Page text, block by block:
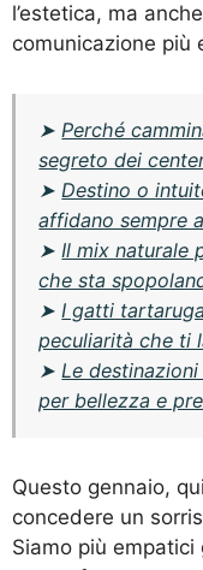
l’estetica, ma
comunicazione più
➤ Perché
segreto dei
➤ Destino o
affidano sempre
➤ Il mix naturale
che sta
➤ I gatti
peculiarità che ti
➤ Le
per bellezza e
Questo gennaio,
concedere un
Siamo più